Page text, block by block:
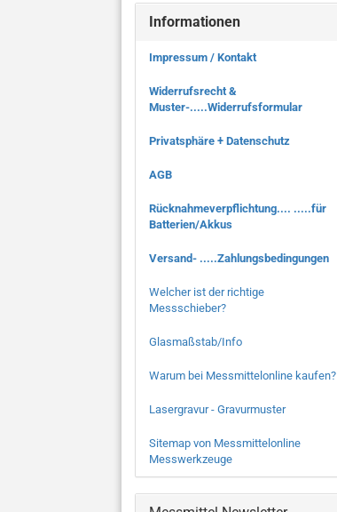
Informationen
Impressum / Kontakt
Widerrufsrecht &
Muster-.....Widerrufsformular
Privatsphäre + Datenschutz
AGB
Rücknahmeverpflichtung.... .....für
Batterien/Akkus
Versand- .....Zahlungsbedingungen
Welcher ist der richtige
Messschieber?
Glasmaßstab/Info
Warum bei Messmittelonline kaufen?
Lasergravur - Gravurmuster
Sitemap von Messmittelonline
Messwerkzeuge